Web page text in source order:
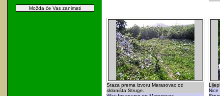
Možda će Vas zanimati
Staza prema izvoru Marasovac od
skloništa Struge.
Nice